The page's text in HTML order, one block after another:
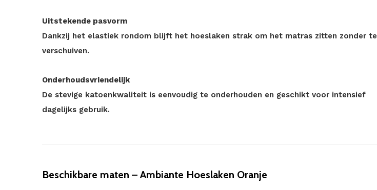
Uitstekende pasvorm
Dankzij het elastiek rondom blijft het hoeslaken strak om het matras zitten zonder te
verschuiven.
Onderhoudsvriendelijk
De stevige katoenkwaliteit is eenvoudig te onderhouden en geschikt voor intensief
dagelijks gebruik.
Beschikbare maten – Ambiante Hoeslaken Oranje